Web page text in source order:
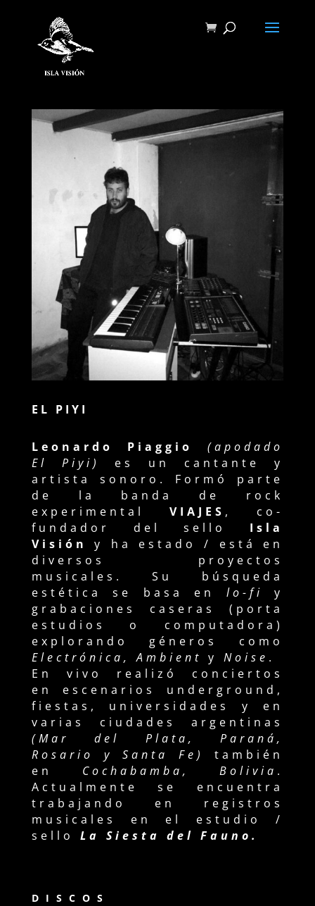
EL PIYI
Leonardo Piaggio
(apodado
El Piyi)
es un cantante y
artista sonoro. Formó parte
de la banda de rock
experimental VIAJES , co-
fundador del sello Isla
Visión
y ha estado / está en
diversos proyectos
musicales. Su búsqueda
estética se basa en
lo-fi
y
grabaciones caseras (porta
estudios o computadora)
explorando géneros como
Electrónica, Ambient y Noise .
En vivo realizó conciertos
en escenarios underground,
fiestas, universidades y en
varias ciudades argentinas
(Mar del Plata, Paraná,
Rosario y Santa Fe)
también
en Cochabamba, Bolivia .
Actualmente se encuentra
trabajando en registros
musicales en el estudio /
sello La Siesta del Fauno.
DISCOS